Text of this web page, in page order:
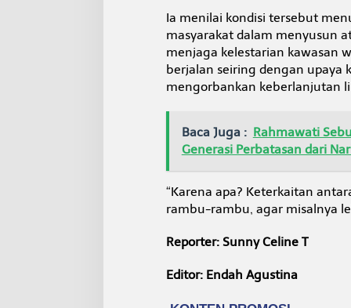
R
s
a
k
Ia menilai kondisi tersebut
masyarakat dalam menyusun
menjaga kelestarian kawasan
berjalan seiring dengan upaya
mengorbankan keberlanjutan
Baca Juga : Rahmawati
Generasi Perbatasan dari
“Karena apa? Keterkaitan
rambu-rambu, agar misalnya
Reporter: Sunny Celine T
Editor: Endah Agustina